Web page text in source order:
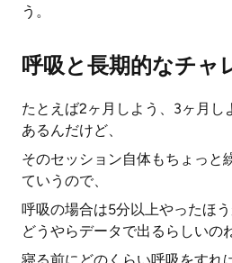
う。
呼吸と長期的なチャ
たとえば2ヶ月しよう、3ヶ月し
あるんだけど、
そのセッション自体もちょっと
ていうので、
呼吸の場合は5分以上やったほ
どうやらデータで出るらしいの